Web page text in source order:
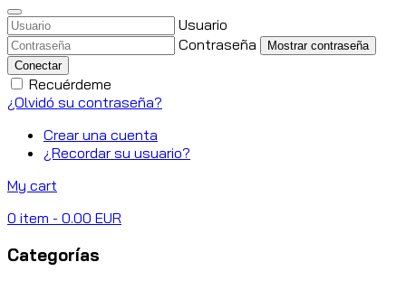
Usuario
Contraseña
Mostrar contraseña
Conectar
Recuérdeme
¿Olvidó su contraseña?
Crear una cuenta
¿Recordar su usuario?
My cart
0 item - 0.00 EUR
Categorías